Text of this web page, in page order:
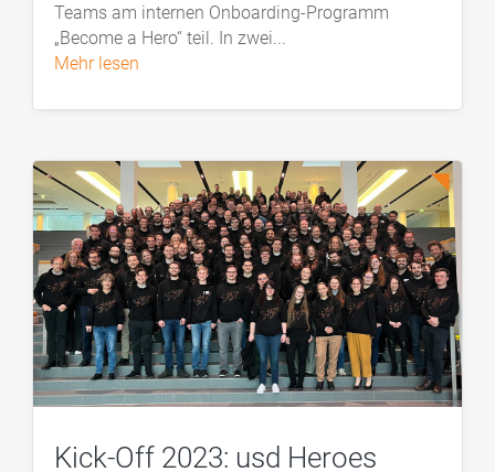
Teams am internen Onboarding-Programm
„Become a Hero“ teil. In zwei...
mehr lesen
Kick-Off 2023: usd Heroes